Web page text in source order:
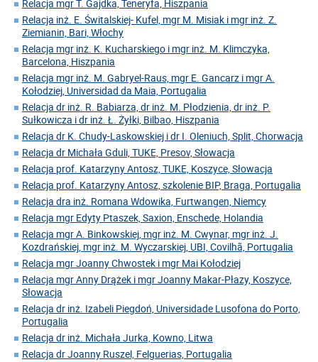
Relacja mgr T. Gajdka, Teneryfa, Hiszpania
Relacja inż. E. Świtalskiej- Kufel, mgr M. Misiak i mgr inż. Z.
Ziemianin, Bari, Włochy
Relacja mgr inż. K. Kucharskiego i mgr inż. M. Klimczyka,
Barcelona, Hiszpania
Relacja mgr inż. M. Gabryel-Raus, mgr E. Gancarz i mgr A.
Kołodziej, Universidad da Maia, Portugalia
Relacja dr inż. R. Babiarza, dr inż. M. Płodzienia, dr inż. P.
Sułkowicza i dr inż. Ł. Żyłki, Bilbao, Hiszpania
Relacja dr K. Chudy-Laskowskiej i dr I. Oleniuch, Split, Chorwacja
Relacja dr Michała Gduli, TUKE, Presov, Słowacja
Relacja prof. Katarzyny Antosz, TUKE, Koszyce, Słowacja
Relacja prof. Katarzyny Antosz, szkolenie BIP, Braga, Portugalia
Relacja dra inż. Romana Wdowika, Furtwangen, Niemcy
Relacja mgr Edyty Ptaszek, Saxion, Enschede, Holandia
Relacja mgr A. Binkowskiej, mgr inż. M. Cwynar, mgr inż. J.
Kozdrańskiej, mgr inż. M. Wyczarskiej, UBI, Covilhã, Portugalia
Relacja mgr Joanny Chwostek i mgr Mai Kołodziej
Relacja mgr Anny Drążek i mgr Joanny Makar-Płazy, Koszyce,
Słowacja
Relacja dr inż. Izabeli Piegdoń, Universidade Lusofona do Porto,
Portugalia
Relacja dr inż. Michała Jurka, Kowno, Litwa
Relacja dr Joanny Ruszel, Felguerias, Portugalia